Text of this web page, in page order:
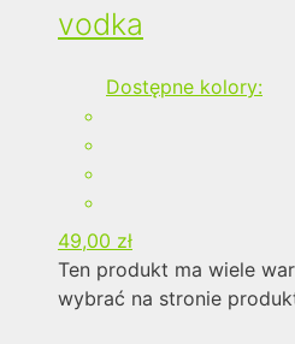
vodka
Dostępne kolory:
49,00 zł
Ten produkt ma wiele
wybrać na stronie